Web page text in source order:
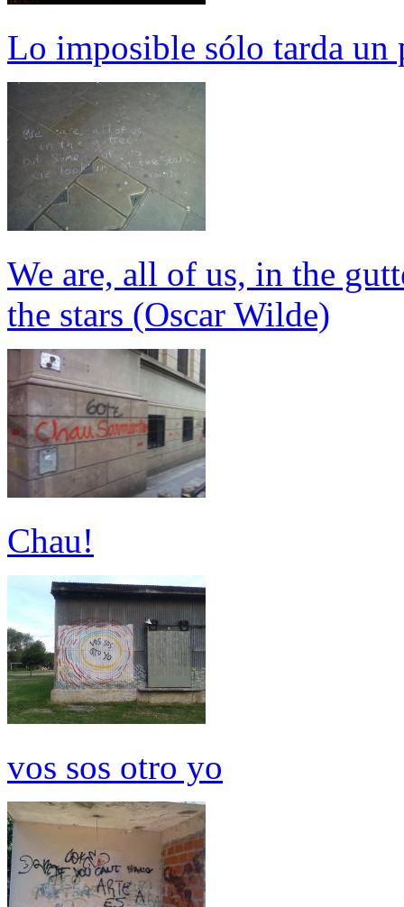
Lo imposible sólo tarda un
We are, all of us, in the
the stars (Oscar Wilde)
Chau!
vos sos otro yo